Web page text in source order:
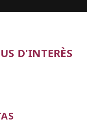
D'INTERÈS